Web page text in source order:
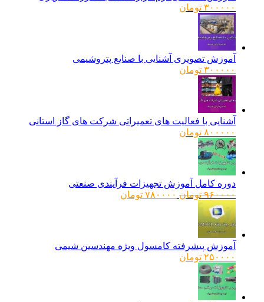
۳۰۰۰۰۰ تومان
آموزش تصویری آشنایی با صنایع پتروشیمی
۳۰۰۰۰۰ تومان
آشنایی با فعالیت های تعمیراتی شرکت های گاز استانی
۸۰۰۰۰۰ تومان
دوره کامل آموزش تجهیزات فرآیندی صنعتی
۹۶۰۰۰۰ تومانقیمت
۷۸۰۰۰۰ تومانقیمت
آموزش پیشرفته کامسول ویژه مهندسین شیمی
۲۵۰۰۰۰ تومان